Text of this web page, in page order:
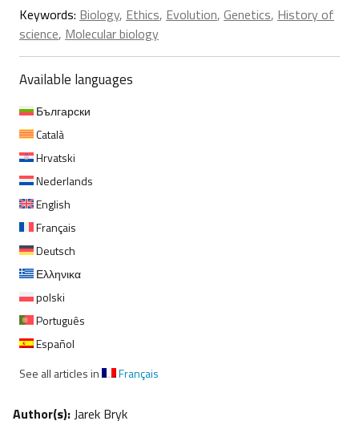
Keywords: Biology, Ethics, Evolution, Genetics, History of
science, Molecular biology
Available languages
Български
Català
Hrvatski
Nederlands
English
Français
Deutsch
Ελληνικα
polski
Português
Español
See all articles in
Français
Author(s):Jarek Bryk